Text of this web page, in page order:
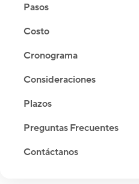
Pasos
Costo
Cronograma
Consideraciones
Plazos
Preguntas Frecuentes
Contáctanos